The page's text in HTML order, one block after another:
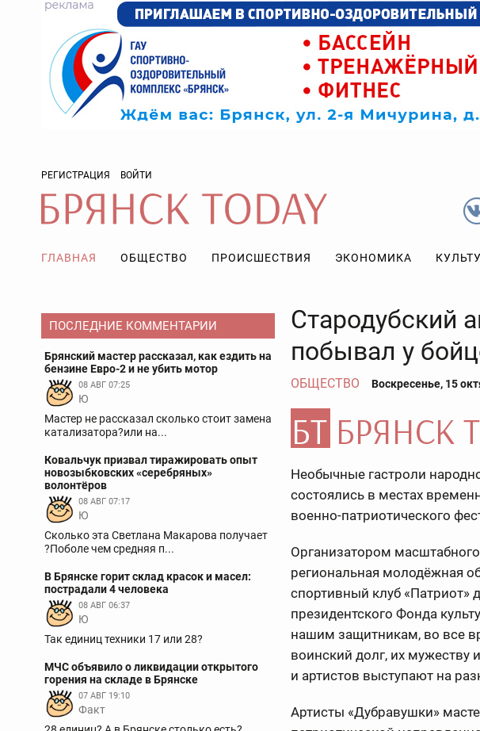
РЕГИСТРАЦИЯ ВОЙТИ
ГЛАВНАЯ ОБЩЕСТВО ПРОИСШЕСТВИЯ ЭКОНОМИКА
ПОСЛЕДНИЕ КОММЕНТАРИИ
Брянский мастер рассказал, как ездить на
бензине Евро-2 и не убить мотор
08 АВГ 07:25
Ю
Мастер не рассказал сколько стоит замена
катализатора?или на...
Ковальчук призвал тиражировать опыт
новозыбковских «серебряных»
волонтёров
08 АВГ 07:17
Ю
Сколько эта Светлана Макарова получает
?Поболе чем средняя п...
В Брянске горит склад красок и масел:
пострадали 4 человека
08 АВГ 06:37
Ю
Так единиц техники 17 или 28?
МЧС объявило о ликвидации открытого
горения на складе в Брянске
07 АВГ 19:10
Факт
Стародубский
побывал у
ОБЩЕСТВО Воскресенье, 15
Необычные гастроли
состоялись в местах
военно-патриотического
Организатором
региональная молодёжная
спортивный клуб «Патриот»
президентского Фонда
нашим защитникам, во все
воинский долг, их мужеству
и артистов выступают на
Артисты «Дубравушки»